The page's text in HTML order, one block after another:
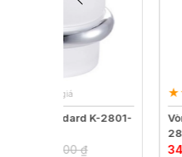
1218
Vòng Treo Khăn
347.000 ₫